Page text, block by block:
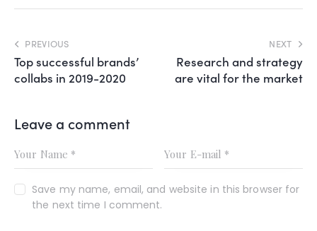
PREVIOUS
Top successful brands’
collabs in 2019-2020
NEXT
Research and strategy
are vital for the market
Leave a comment
Save my name, email, and website in this browser for
the next time I comment.